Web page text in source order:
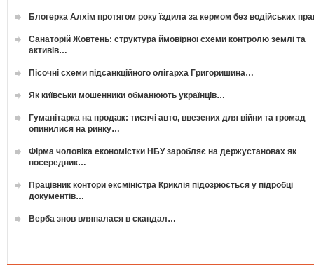
Блогерка Алхім протягом року їздила за кермом без водійських
Санаторій Жовтень: структура ймовірної схеми контролю землі та
активів…
Пісочні схеми підсанкційного олігарха Григоришина…
Як київськи мошенники обманюють українців…
Гуманітарка на продаж: тисячі авто, ввезених для війни та громад
опинилися на ринку…
Фірма чоловіка економістки НБУ заробляє на держустановах як
посередник…
Працівник контори ексміністра Криклія підозрюється у підробці
документів…
Верба знов вляпалася в скандал…